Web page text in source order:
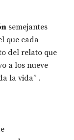
semejantes
que cada
del relato que
a los nueve
la vida” .